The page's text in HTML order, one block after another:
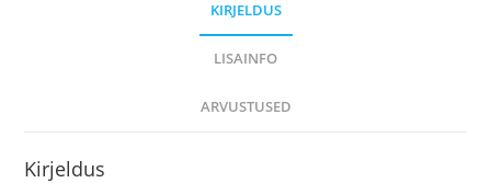
KIRJELDUS
LISAINFO
ARVUSTUSED
Kirjeldus